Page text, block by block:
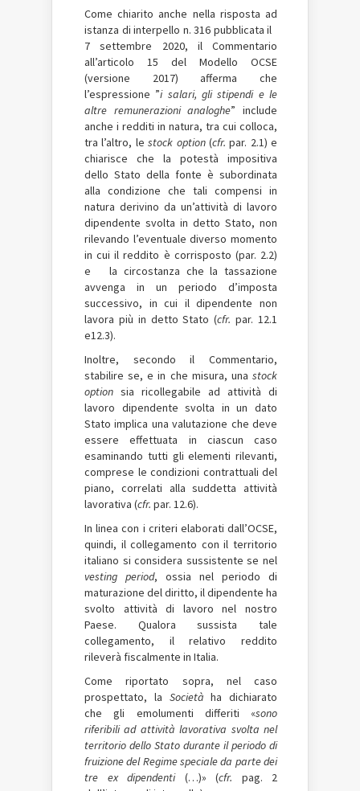
Come chiarito anche nella risposta ad
istanza di interpello n. 316 pubblicata il
7 settembre 2020, il Commentario
all’articolo 15 del Modello OCSE
(versione 2017) afferma che
l’espressione ”i salari, gli stipendi e le
altre remunerazioni analoghe” include
anche i redditi in natura, tra cui colloca,
tra l’altro, lestock option (cfr. par. 2.1) e
chiarisce che la potestà impositiva
dello Stato della fonte è subordinata
alla condizione che tali compensi in
natura derivino da un’attività di lavoro
dipendente svolta in detto Stato, non
rilevando l’eventuale diverso momento
in cui il reddito è corrisposto (par. 2.2)
e la circostanza che la tassazione
avvenga in un periodo d’imposta
successivo, in cui il dipendente non
lavora più in detto Stato (cfr.par. 12.1
e12.3).
Inoltre, secondo il Commentario,
stabilire se, e in che misura, una stock
option sia ricollegabile ad attività di
lavoro dipendente svolta in un dato
Stato implica una valutazione che deve
essere effettuata in ciascun caso
esaminando tutti gli elementi rilevanti,
comprese le condizioni contrattuali del
piano, correlati alla suddetta attività
lavorativa (cfr. par. 12.6).
In linea con i criteri elaborati dall’OCSE,
quindi, il collegamento con il territorio
italiano si considera sussistente se nel
vesting period, ossia nel periodo di
maturazione del diritto, il dipendente ha
svolto attività di lavoro nel nostro
Paese. Qualora sussista tale
collegamento, il relativo reddito
rileverà fiscalmente in Italia.
Come riportato sopra, nel caso
prospettato, la Societàha dichiarato
che gli emolumenti differiti «sono
riferibili ad attività lavorativa svolta nel
territorio dello Stato durante il periodo di
fruizione del Regime speciale da parte dei
tre ex dipendenti (…)» (cfr. pag. 2